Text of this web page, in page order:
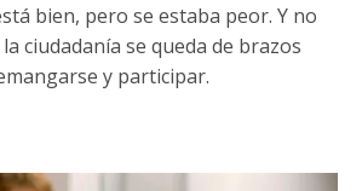
bien, pero se estaba peor. Y no
ciudadanía se queda de brazos
y participar.